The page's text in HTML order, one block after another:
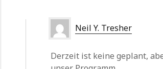
Neil Y. Tresher
Derzeit ist keine geplant,